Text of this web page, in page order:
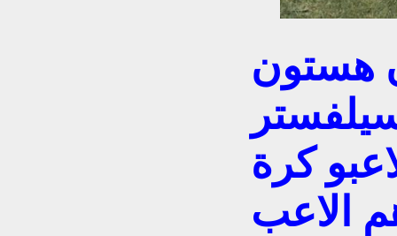
هستون
كرة
الاعب